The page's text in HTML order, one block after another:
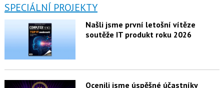
SPECIÁLNÍ PROJEKTY
Našli jsme první letošní vítěze
soutěže IT produkt roku 2026
Ocenili jsme úspěšné účastníky